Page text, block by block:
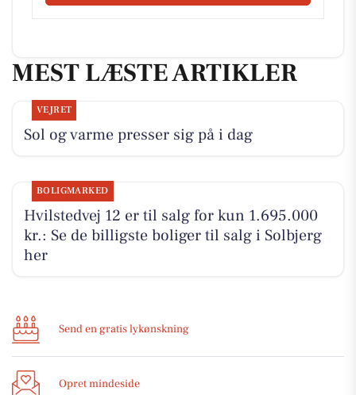
MEST LÆSTE ARTIKLER
VEJRET
Sol og varme presser sig på i dag
BOLIGMARKED
Hvilstedvej 12 er til salg for kun 1.695.000
kr.: Se de billigste boliger til salg i Solbjerg
her
Send en gratis lykønskning
Opret mindeside